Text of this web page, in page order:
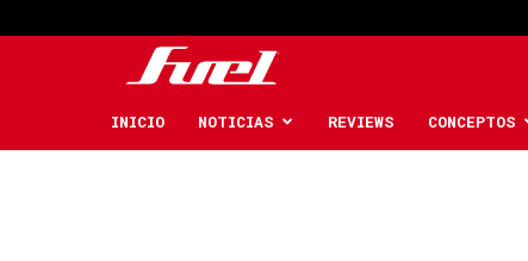
Car
INICIO NOTICIAS REVIEWS CONCEPTOS